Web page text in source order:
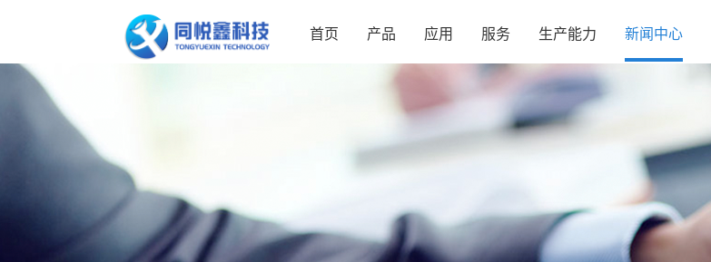
首页 产品 应用 服务 生产能力 新闻中心